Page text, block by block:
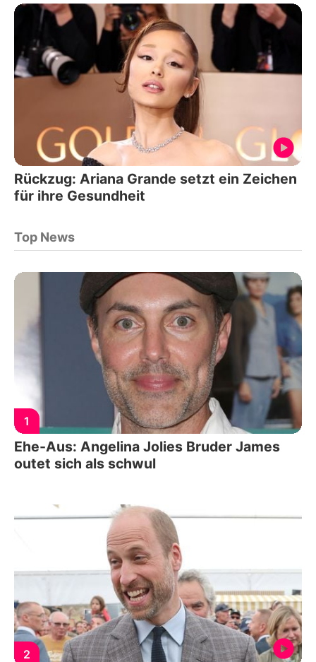
Rückzug: Ariana Grande setzt ein Zeichen
für ihre Gesundheit
Top News
1
Ehe-Aus: Angelina Jolies Bruder James
outet sich als schwul
2